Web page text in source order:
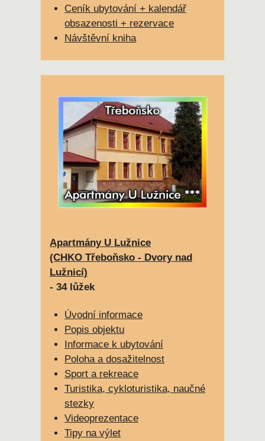
Ceník ubytování + kalendář
obsazenosti + rezervace
Návštěvní kniha
Apartmány U Lužnice
(CHKO Třeboňsko - Dvory nad
Lužnicí)
- 34 lůžek
Úvodní informace
Popis objektu
Informace k ubytování
Poloha a dosažitelnost
Sport a rekreace
Turistika, cykloturistika, naučné
stezky
Videoprezentace
Tipy na výlet